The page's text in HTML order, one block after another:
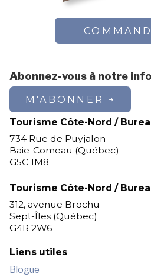
Abonnez-vous à notre
M'ABONNER
Tourisme Côte-Nord /
734 Rue de Puyjalon
Baie-Comeau (Québec)
G5C 1M8
Tourisme Côte-Nord /
312, avenue Brochu
Sept-Îles (Québec)
G4R 2W6
Liens utiles
Blogue